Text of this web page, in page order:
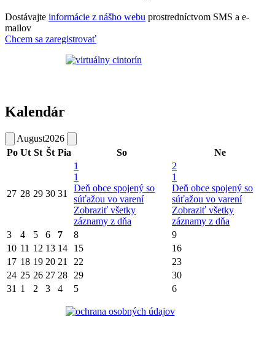
Dostávajte informácie z nášho webu prostredníctvom SMS a e-
mailov
Chcem sa zaregistrovať
Kalendár
August2026
Po Ut St Št Pia So Ne
27 28 29 30 31
1
1
Deň obce spojený so
súťažou vo varení
Zobraziť všetky
záznamy z dňa
2
1
Deň obce spojený so
súťažou vo varení
Zobraziť všetky
záznamy z dňa
3
4 5 6 7 8
9
10 11 12 13 14 15
16
17 18 19 20 21 22
23
24 25 26 27 28 29
30
31 1 2 3 4 5 6